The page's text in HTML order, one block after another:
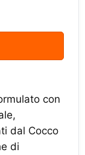
con
dal Cocco
di